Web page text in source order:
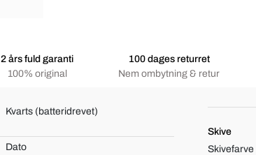
2 års fuld garanti
100% original
100 dages returret
Nem ombytning & retur
Kvarts (batteridrevet)
Dato
Skive
Skivefarve